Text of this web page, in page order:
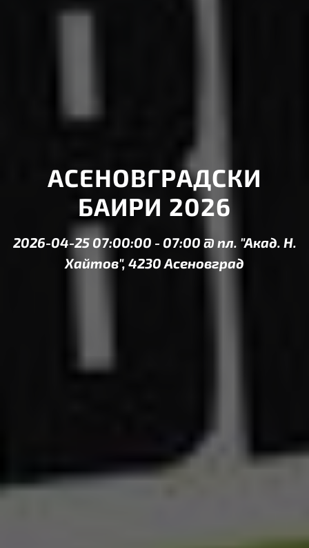
АСЕНОВГРАДСКИ
БАИРИ 2026
2026-04-25 07:00:00 - 07:00 @ пл. "Акад. Н.
Хайтов", 4230 Асеновград